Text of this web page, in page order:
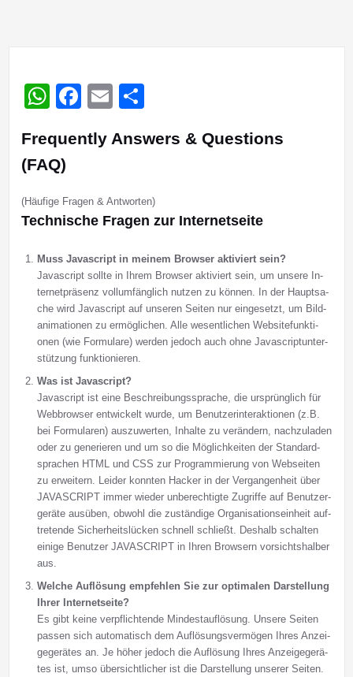
WhatsApp
Facebook
Email
Frequently Answers & Questions
(FAQ)
(Häufige Fragen & Antworten)
Tech­ni­sche Fra­­gen zur In­­­ter­­­net­­seite
Muss Java­­script in mei­­­nem Brow­­­ser ak­­­ti­­­viert sein?
Javascript soll­te in Ih­rem Brow­ser ak­ti­viert sein, um unsere In­
ter­net­prä­senz voll­um­fäng­lich nut­zen zu kön­nen. In der Haupt­sa­
che wird Ja­va­script auf unseren Sei­ten nur ein­ge­setzt, um Bild­
ani­ma­ti­onen zu er­mög­li­chen. Al­le we­sent­li­chen Web­site­funk­ti­
onen (wie For­mu­la­re) wer­den je­doch auch oh­ne Ja­va­script­un­ter­
stüt­zung funk­tio­nie­ren.
Was ist Java­script?
Javascript ist ei­ne Be­schrei­bungs­spra­che, die ur­sprüng­lich für
Web­brow­ser ent­wickelt wur­de, um Be­nut­zer­in­ter­ak­tio­nen (z.B.
bei For­mu­la­ren) aus­zu­wer­ten, In­hal­te zu ver­än­dern, nach­zu­la­den
oder zu ge­ne­rie­ren und um so die Mög­lich­kei­ten der Stan­dard­
spra­chen HTML und CSS zur Pro­gram­mie­rung von Web­sei­ten
zu er­wei­tern. Lei­der konn­ten Hacker in der Ver­gan­gen­heit über
JAVASCRIPT im­mer wie­der un­be­rech­tig­te Zu­grif­fe auf Be­nut­zer­
ge­rä­te aus­üben, ob­wohl die zu­stän­di­ge Or­ga­ni­sa­tions­ein­heit auf­
tre­ten­de Si­cher­heits­lücken schnell schließt. Des­halb schal­ten
eini­ge Be­nut­zer JAVASCRIPT in Ih­ren Brow­sern vor­sichts­hal­ber
aus.
Welche Auf­lö­sung em­pfeh­len Sie zur op­ti­ma­len Dar­stel­lung
Ih­rer In­ter­net­sei­te?
Es gibt kei­ne ver­pflich­ten­de Min­dest­auf­lö­sung. Unsere Sei­ten
pas­sen sich auto­ma­tisch dem Auf­lö­sungs­ver­mö­gen Ih­res An­zei­
ge­ge­rä­tes an. Je hö­her je­doch die Auf­lö­sung Ih­res An­zei­ge­ge­rä­
tes ist, um­so über­sicht­li­cher ist die Dar­stel­lung unserer Sei­ten.